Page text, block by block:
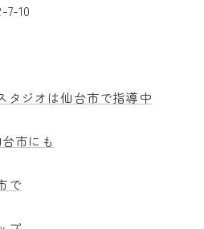
7-10
ジオは仙台市で指導中
市にも
で